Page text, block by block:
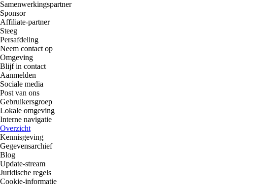
Samenwerkingspartner
Sponsor
Affiliate-partner
Steeg
Persafdeling
Neem contact op
Omgeving
Blijf in contact
Aanmelden
Sociale media
Post van ons
Gebruikersgroep
Lokale omgeving
Interne navigatie
Overzicht
Kennisgeving
Gegevensarchief
Blog
Update-stream
Juridische regels
Cookie-informatie